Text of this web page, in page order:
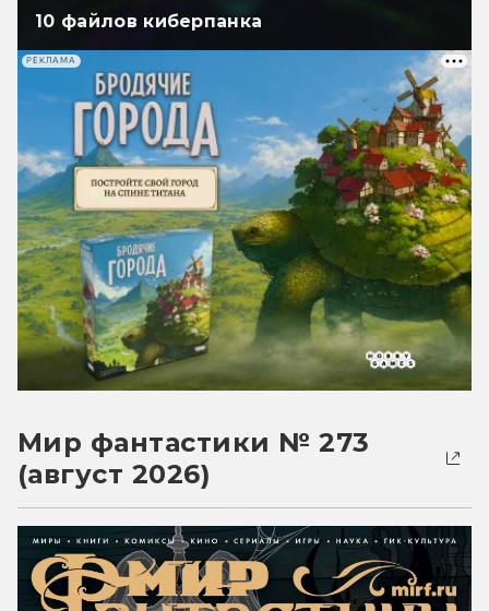
10 файлов киберпанка
РЕКЛАМА
Мир фантастики № 273
(август 2026)